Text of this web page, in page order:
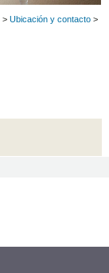
> Ubicación y contacto >